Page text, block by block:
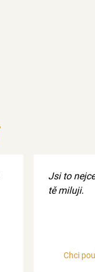
Jsi to
tě miluji.
Chci